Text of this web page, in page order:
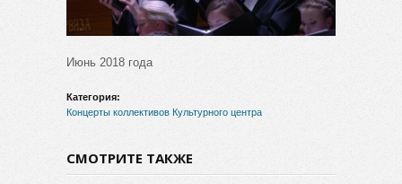
видео
Июнь 2018 года
Категория:
Концерты коллективов Культурного центра
СМОТРИТЕ ТАКЖЕ